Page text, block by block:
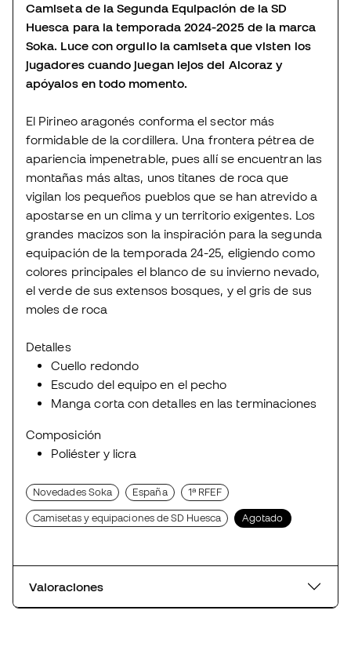
Camiseta de la Segunda Equipación de la SD
Huesca para la temporada 2024-2025 de la marca
Soka. Luce con orgullo la camiseta que visten los
jugadores cuando juegan lejos del Alcoraz y
apóyalos en todo momento.
El Pirineo aragonés conforma el sector más
formidable de la cordillera. Una frontera pétrea de
apariencia impenetrable, pues allí se encuentran las
montañas más altas, unos titanes de roca que
vigilan los pequeños pueblos que se han atrevido a
apostarse en un clima y un territorio exigentes. Los
grandes macizos son la inspiración para la segunda
equipación de la temporada 24-25, eligiendo como
colores principales el blanco de su invierno nevado,
el verde de sus extensos bosques, y el gris de sus
moles de roca
Detalles
Cuello redondo
Escudo del equipo en el pecho
Manga corta con detalles en las terminaciones
Composición
Poliéster y licra
Novedades Soka España 1ª RFEF
Camisetas y equipaciones de SD Huesca Agotado
Valoraciones